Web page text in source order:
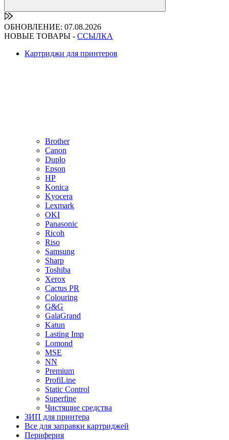
ОБНОВЛЕНИЕ: 07.08.2026
НОВЫЕ ТОВАРЫ - ССЫЛКА
Картриджи для принтеров
Brother
Canon
Duplo
Epson
HP
Konica
Kyocera
Lexmark
OKI
Panasonic
Ricoh
Riso
Samsung
Sharp
Toshiba
Xerox
Cactus PR
Colouring
G&G
GalaGrand
Katun
Lasting Imp
Lomond
MSE
NN
Premium
ProfiLine
Static Control
Superfine
Чистящие средства
ЗИП для принтера
Все для заправки картриджей
Периферия